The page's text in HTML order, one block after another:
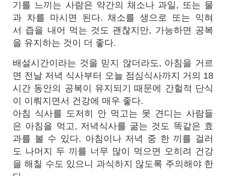
기를 느끼는 사람은 약간의 채소나 과일, 또는 물
과 차를 마시면 된다. 채소를 생으로 또는 익혀
서 즙을 내어 먹는 것도 괜찮지만, 가능하면 공복
을 유지하는 것이 더 좋다.
배설시간이라는 것을 믿지 않더라도, 아침을 거르
면 전날 저녁 식사부터 오늘 점심식사까지 거의 18
시간 동안의 공복이 유지되기 때문에 간헐적 단식
이 이뤄지면서 건강에 매우 좋다.
아침 식사를 도저히 안 먹고는 못 견디는 사람들
은 아침을 먹고, 저녁식사를 굶는 것도 똑같은 효
과를 볼 수 있다. 아침이나 저녁 중 한 끼를 걸러
도 나머지 두 끼를 너무 많이 먹으면 오히려 건강
을 해칠 수도 있으니 과식하지 않도록 주의해야 한